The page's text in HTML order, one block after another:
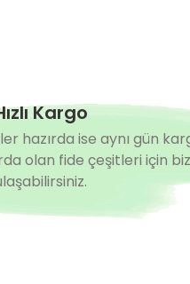
Kargo
hazırda ise aynı gün
olan fide çeşitleri için